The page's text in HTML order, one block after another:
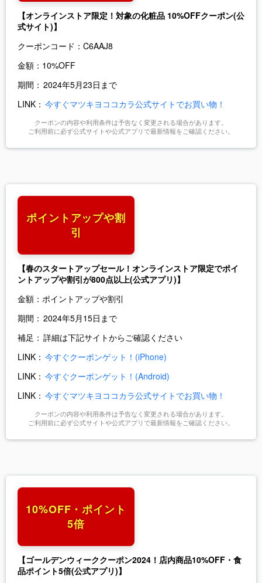
【オンラインストア限定！対象の化粧品 10%OFFクーポン(公
式サイト)】
クーポンコード： C6AAJ8
金額： 10%OFF
期間： 2024年5月23日まで
LINK： 今すぐマツキヨココカラ公式サイトでお買い物！
クーポンの内容や利用条件は予告なく変更される場合があります。
ご利用前に必ず公式サイトや公式アプリで最新情報をご確認ください。
ポイントアップや割
引
【春のスタートアップセール！オンラインストア限定でポイ
ントアップや割引が800点以上(公式アプリ)】
金額： ポイントアップや割引
期間： 2024年5月15日まで
補足： 詳細は下記サイトからご確認ください
LINK： 今すぐクーポンゲット！(iPhone)
LINK： 今すぐクーポンゲット！(Android)
LINK： 今すぐマツキヨココカラ公式サイトでお買い物！
クーポンの内容や利用条件は予告なく変更される場合があります。
ご利用前に必ず公式サイトや公式アプリで最新情報をご確認ください。
10%OFF・ポイント
5倍
【ゴールデンウィーククーポン2024！店内商品10%OFF・食
品ポイント5倍(公式アプリ)】